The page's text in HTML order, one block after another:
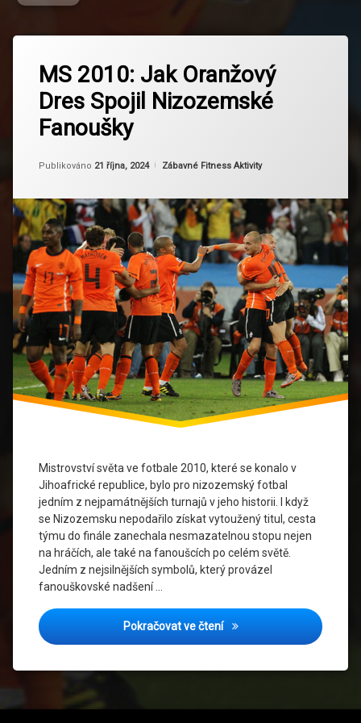
MS 2010: Jak Oranžový
Dres Spojil Nizozemské
Fanoušky
Publikováno 21 října, 2024
Aktualizováno 21 října, 2024
Od Ruby
Kategorie:
Zábavné Fitness Aktivity
Mistrovství světa ve fotbale 2010, které se konalo v
Jihoafrické republice, bylo pro nizozemský fotbal
jedním z nejpamátnějších turnajů v jeho historii. I když
se Nizozemsku nepodařilo získat vytoužený titul, cesta
týmu do finále zanechala nesmazatelnou stopu nejen
na hráčích, ale také na fanoušcích po celém světě.
Jedním z nejsilnějších symbolů, který provázel
fanouškovské nadšení …
Pokračovat ve čteníMS 2010: Jak Oranžový
Cesta
Do
Finále
komunita
Fotbalová
kultura
Fotbaloví
Fanoušci
Fotbaloví
Hrdinové
Historie
fotbalu
MS
2010
Národní
Identita
Nizozemská
Nizozemský
Fotbal
komentář
na
MS
2010:
Jak
Oranžový
Spojil
Fanoušky